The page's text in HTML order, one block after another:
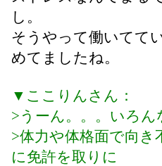
し。
そうやって働いてて
めてましたね。
▼ここりんさん：
>うーん。。。いろ
>体力や体格面で向
に免許を取りに